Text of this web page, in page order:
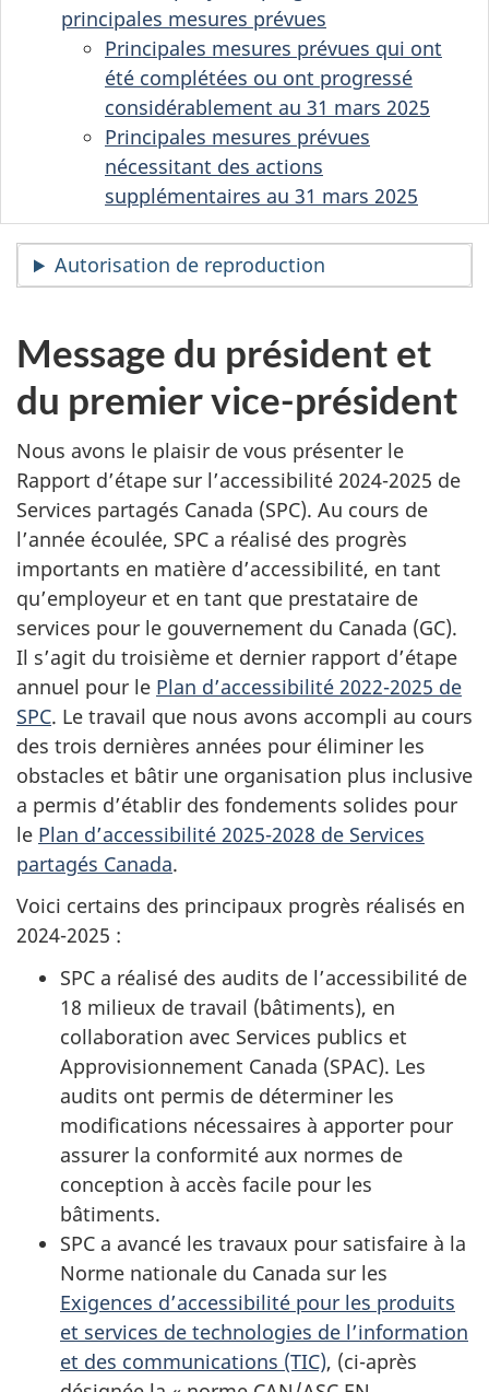
principales mesures prévues
Principales mesures prévues qui ont
été complétées ou ont progressé
considérablement au 31 mars 2025
Principales mesures prévues
nécessitant des actions
supplémentaires au 31 mars 2025
Autorisation de reproduction
Message du président et
du premier vice-président
Nous avons le plaisir de vous présenter le
Rapport d’étape sur l’accessibilité 2024-2025 de
Services partagés Canada (SPC). Au cours de
l’année écoulée, SPC a réalisé des progrès
importants en matière d’accessibilité, en tant
qu’employeur et en tant que prestataire de
services pour le gouvernement du Canada (GC).
Il s’agit du troisième et dernier rapport d’étape
annuel pour le Plan d’accessibilité 2022-2025 de
SPC. Le travail que nous avons accompli au cours
des trois dernières années pour éliminer les
obstacles et bâtir une organisation plus inclusive
a permis d’établir des fondements solides pour
le Plan d’accessibilité 2025-2028 de Services
partagés Canada.
Voici certains des principaux progrès réalisés en
2024-2025 :
SPC a réalisé des audits de l’accessibilité de
18 milieux de travail (bâtiments), en
collaboration avec Services publics et
Approvisionnement Canada (SPAC). Les
audits ont permis de déterminer les
modifications nécessaires à apporter pour
assurer la conformité aux normes de
conception à accès facile pour les
bâtiments.
SPC a avancé les travaux pour satisfaire à la
Norme nationale du Canada sur les
Exigences d’accessibilité pour les produits
et services de technologies de l’information
et des communications (TIC), (ci-après